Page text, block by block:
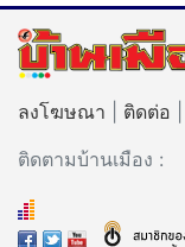
ลงโฆษณา ติดต่อ
ติดตามบ้านเมือง :